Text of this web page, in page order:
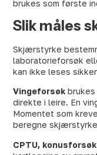
brukes som første
Slik måles
Skjærstyrke
laboratorieforsøk
kan ikke leses
Vingeforsøk
direkte i leire. En
Momentet som
beregne
CPTU, konusforsøk